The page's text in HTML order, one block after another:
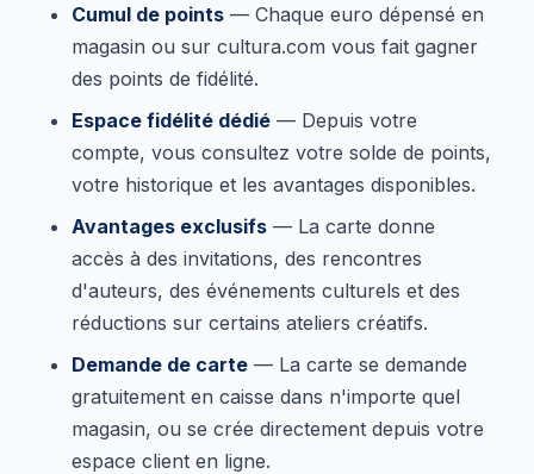
Cumul de points — Chaque euro dépensé en
magasin ou sur cultura.com vous fait gagner
des points de fidélité.
Espace fidélité dédié — Depuis votre
compte, vous consultez votre solde de points,
votre historique et les avantages disponibles.
Avantages exclusifs — La carte donne
accès à des invitations, des rencontres
d'auteurs, des événements culturels et des
réductions sur certains ateliers créatifs.
Demande de carte — La carte se demande
gratuitement en caisse dans n'importe quel
magasin, ou se crée directement depuis votre
espace client en ligne.